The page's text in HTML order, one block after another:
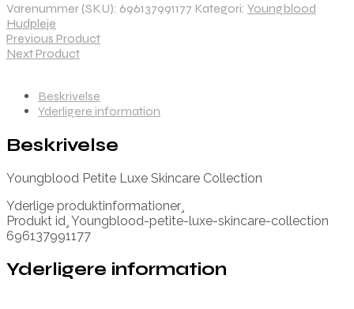
Varenummer (SKU): 696137991177 Kategori: Youngblood
Hudpleje
Previous Product
Next Product
Beskrivelse
Yderligere information
Beskrivelse
Youngblood Petite Luxe Skincare Collection
Yderlige produktinformationer¸
Produkt id¸ Youngblood-petite-luxe-skincare-collection
696137991177
Yderligere information